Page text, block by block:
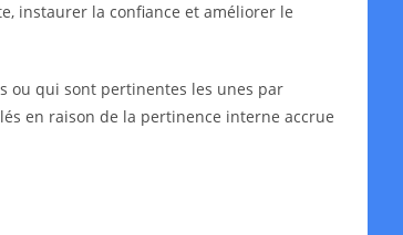
instaurer la confiance et améliorer le
ou qui sont pertinentes les unes par
en raison de la pertinence interne accrue